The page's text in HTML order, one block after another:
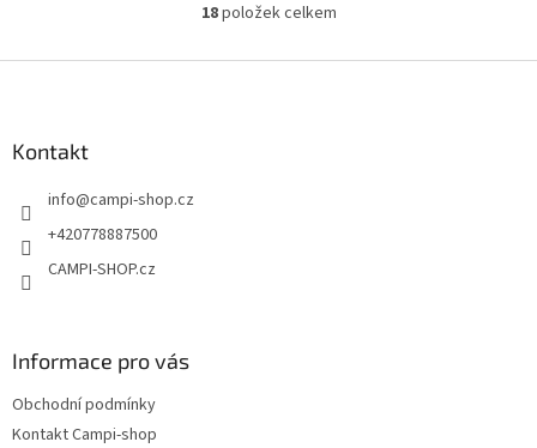
O
l
18položek celkem
Kontakt
info@campi-shop.cz
+420778887500
CAMPI-SHOP.cz
Informace pro vás
Obchodní podmínky
Kontakt Campi-shop